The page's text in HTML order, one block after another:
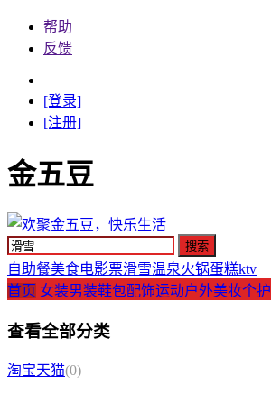
帮助
反馈
[登录]
[注册]
金五豆
自助餐美食电影票滑雪温泉火锅蛋糕ktv
首页 女装男装鞋包配饰运动户外美妆个护
查看全部分类
淘宝天猫(0)